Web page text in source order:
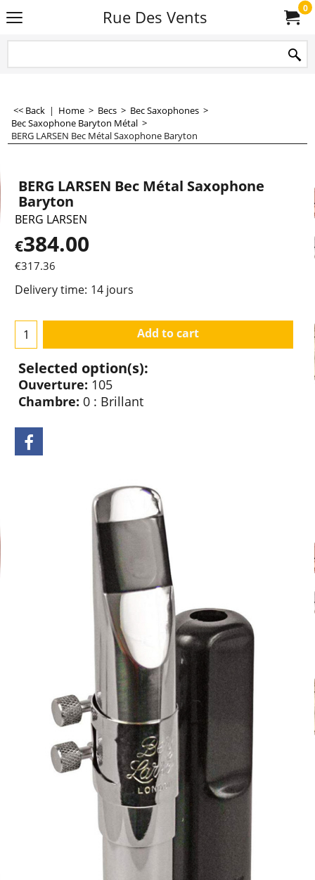
Rue Des Vents 0
<< Back | Home > Becs > Bec Saxophones >
Bec Saxophone Baryton Métal >
BERG LARSEN Bec Métal Saxophone Baryton
BERG LARSEN Bec Métal Saxophone
Baryton
BERG LARSEN
€384.00
€317.36
Delivery time: 14 jours
Add to cart
Selected option(s):
Ouverture: 105
Chambre: 0 : Brillant